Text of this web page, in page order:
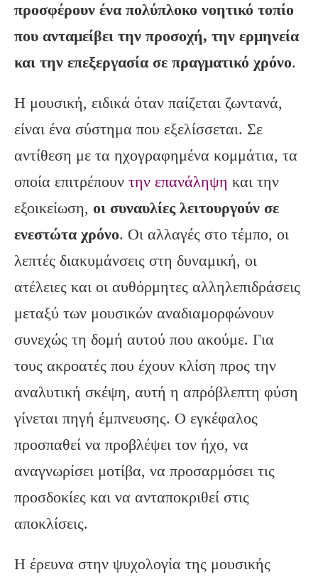
προσφέρουν ένα πολύπλοκο νοητικό τοπίο
που ανταμείβει την προσοχή, την ερμηνεία
και την επεξεργασία σε πραγματικό χρόνο.
Η μουσική, ειδικά όταν παίζεται ζωντανά,
είναι ένα σύστημα που εξελίσσεται. Σε
αντίθεση με τα ηχογραφημένα κομμάτια, τα
οποία επιτρέπουν την επανάληψη και την
εξοικείωση, οι συναυλίες λειτουργούν σε
ενεστώτα χρόνο. Οι αλλαγές στο τέμπο, οι
λεπτές διακυμάνσεις στη δυναμική, οι
ατέλειες και οι αυθόρμητες αλληλεπιδράσεις
μεταξύ των μουσικών αναδιαμορφώνουν
συνεχώς τη δομή αυτού που ακούμε. Για
τους ακροατές που έχουν κλίση προς την
αναλυτική σκέψη, αυτή η απρόβλεπτη φύση
γίνεται πηγή έμπνευσης. Ο εγκέφαλος
προσπαθεί να προβλέψει τον ήχο, να
αναγνωρίσει μοτίβα, να προσαρμόσει τις
προσδοκίες και να ανταποκριθεί στις
αποκλίσεις.
Η έρευνα στην ψυχολογία της μουσικής